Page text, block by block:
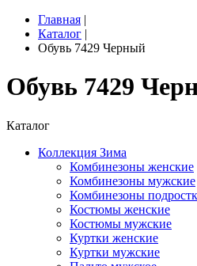
Главная |
Каталог |
Обувь 7429 Черный
Обувь 7429
Каталог
Коллекция Зима
Комбинезоны женские
Комбинезоны мужские
Комбинезоны
Костюмы женские
Костюмы мужские
Куртки женские
Куртки мужские